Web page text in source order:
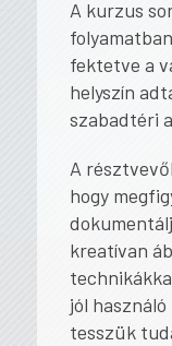
A kurzus
fektetve a
helyszín
szabadtéri
A
hogy
kreatívan
jól
tesszük